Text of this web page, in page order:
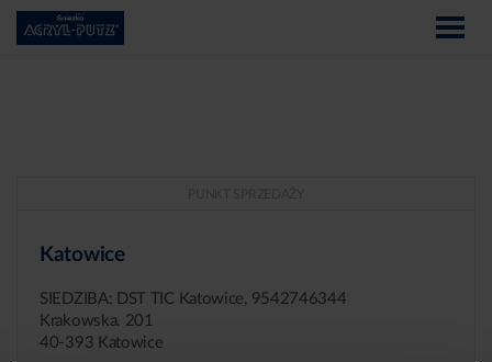
Katowice
SIEDZIBA: DST TIC Katowice, 9542746344
Krakowska. 201
40-393 Katowice